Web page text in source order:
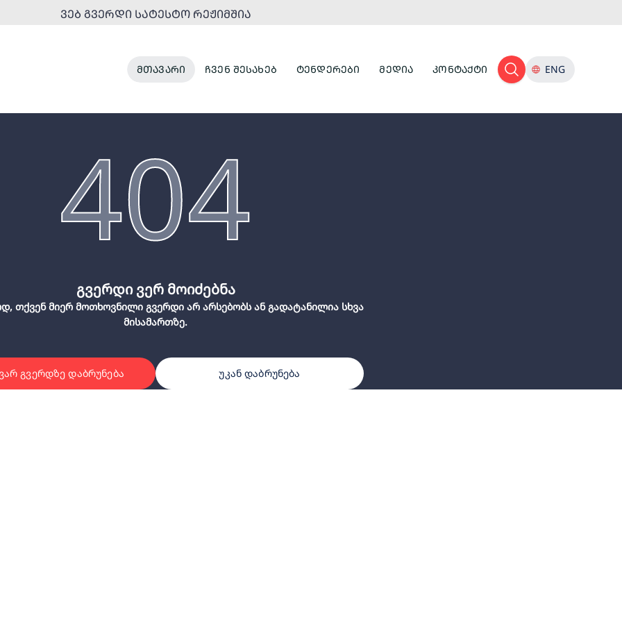
ᲕᲔᲑ ᲒᲕᲔᲠᲓᲘ ᲡᲐᲢᲔᲡᲢᲝ ᲠᲔᲟᲘᲛᲨᲘᲐ
ᲛᲗᲐᲕᲐᲠᲘ ᲩᲕᲔᲜ ᲨᲔᲡᲐᲮᲔᲑ ᲢᲔᲜᲓᲔᲠᲔᲑᲘ ᲛᲔᲓᲘᲐ ᲙᲝᲜᲢᲐᲥᲢᲘ ENG
404
გვერდი ვერ მოიძებნა
თქვენ მიერ მოთხოვნილი გვერდი არ არსებობს ან გადატანილია სხვა
მისამართზე.
გვერდზე დაბრუნება უკან დაბრუნება